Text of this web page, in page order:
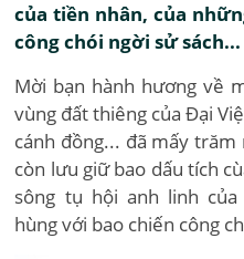
của tiền nhân, của
công chói ngời sử sách...
Mời bạn hành hương về
vùng đất thiêng của Đại
cánh đồng... đã mấy trăm
còn lưu giữ bao dấu tích
sông tụ hội anh linh
hùng với bao chiến công